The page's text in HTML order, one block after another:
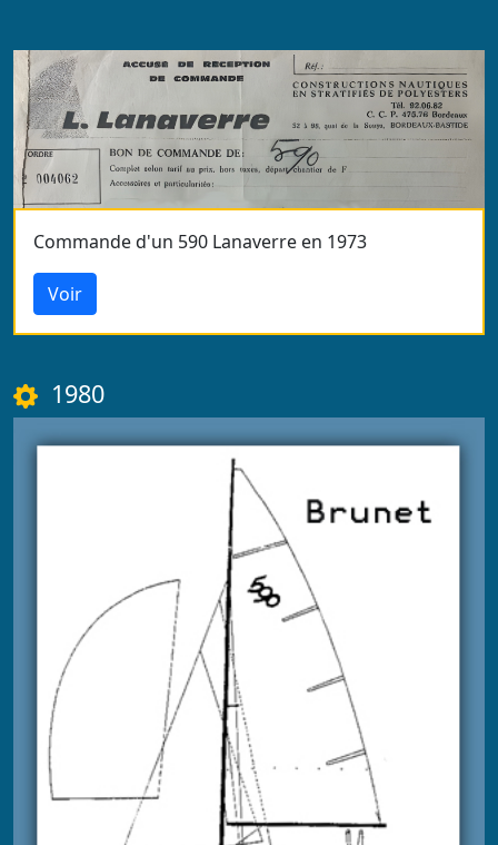
Commande d'un 590 Lanaverre en 1973
Voir
1980